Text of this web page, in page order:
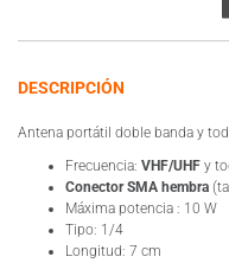
DESCRIPCIÓN
Antena portátil doble banda y
Frecuencia: VHF/UHF y
Conector SMA hembra
Máxima potencia : 10 W
Tipo: 1/4
Longitud: 7 cm